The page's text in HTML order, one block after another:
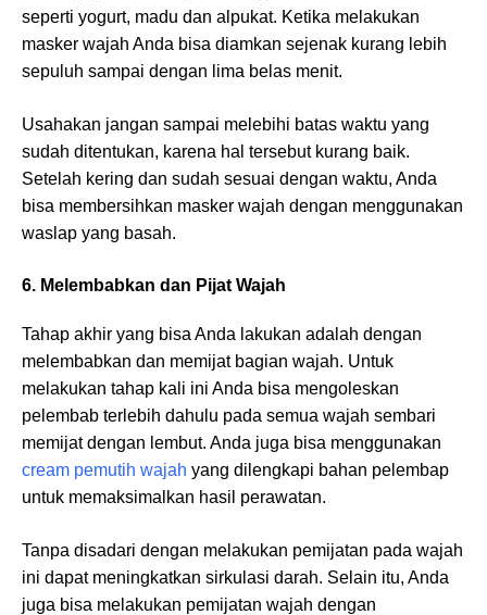
seperti yogurt, madu dan alpukat. Ketika melakukan
masker wajah Anda bisa diamkan sejenak kurang lebih
sepuluh sampai dengan lima belas menit.
Usahakan jangan sampai melebihi batas waktu yang
sudah ditentukan, karena hal tersebut kurang baik.
Setelah kering dan sudah sesuai dengan waktu, Anda
bisa membersihkan masker wajah dengan menggunakan
waslap yang basah.
6. Melembabkan dan Pijat Wajah
Tahap akhir yang bisa Anda lakukan adalah dengan
melembabkan dan memijat bagian wajah. Untuk
melakukan tahap kali ini Anda bisa mengoleskan
pelembab terlebih dahulu pada semua wajah sembari
memijat dengan lembut. Anda juga bisa menggunakan
cream pemutih wajah yang dilengkapi bahan pelembap
untuk memaksimalkan hasil perawatan.
Tanpa disadari dengan melakukan pemijatan pada wajah
ini dapat meningkatkan sirkulasi darah. Selain itu, Anda
juga bisa melakukan pemijatan wajah dengan